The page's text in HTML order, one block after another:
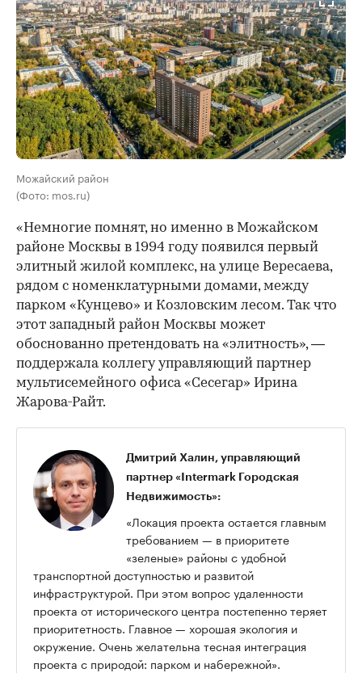
Можайский район
(Фото: mos.ru)
«Немногие помнят, но именно в Можайском
районе Москвы в 1994 году появился первый
элитный жилой комплекс, на улице Вересаева,
рядом с номенклатурными домами, между
парком «Кунцево» и Козловским лесом. Так что
этот западный район Москвы может
обоснованно претендовать на «элитность», —
поддержала коллегу управляющий партнер
мультисемейного офиса «Сесегар» Ирина
Жарова-Райт.
Дмитрий Халин, управляющий
партнер «Intermark Городская
Недвижимость»:
«Локация проекта остается главным
требованием — в приоритете
«зеленые» районы с удобной
транспортной доступностью и развитой
инфраструктурой. При этом вопрос удаленности
проекта от исторического центра постепенно теряет
приоритетность. Главное — хорошая экология и
окружение. Очень желательна тесная интеграция
проекта с природой: парком и набережной».